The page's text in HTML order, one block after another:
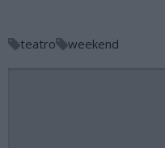
teatro weekend